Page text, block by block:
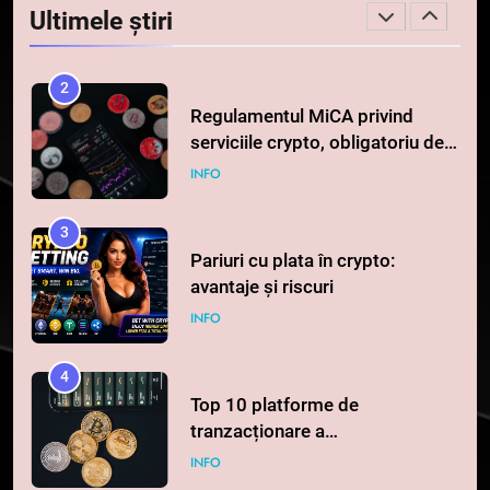
Ultimele știri
spre o depășire a pragului de
0,000005 dolari
2
Regulamentul MiCA privind
serviciile crypto, obligatoriu de
la 1 iulie în România
INFO
3
Pariuri cu plata în crypto:
avantaje și riscuri
INFO
4
Top 10 platforme de
tranzacționare a
criptomonedelor în 2026
INFO